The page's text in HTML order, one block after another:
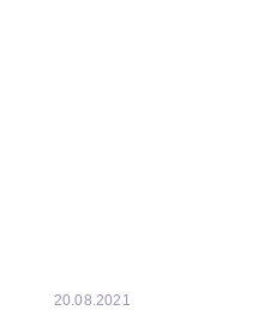
20.08.2021